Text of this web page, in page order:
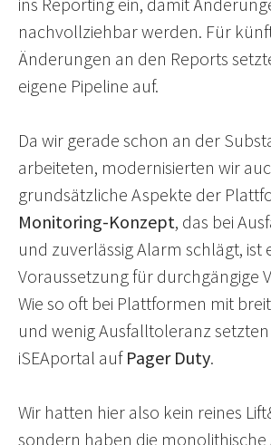
nachvollziehbar werden. Für
Änderungen an den Reports
eigene Pipeline auf.
Da wir gerade schon an der
arbeiteten, modernisierten wir
grundsätzliche Aspekte der
Monitoring-Konzept, das bei
und zuverlässig Alarm schlägt, ist
Voraussetzung für durchgängige
Wie so oft bei Plattformen mit
und wenig Ausfalltoleranz
iSEAportal auf Pager Duty.
Wir hatten hier also kein reines
sondern haben die